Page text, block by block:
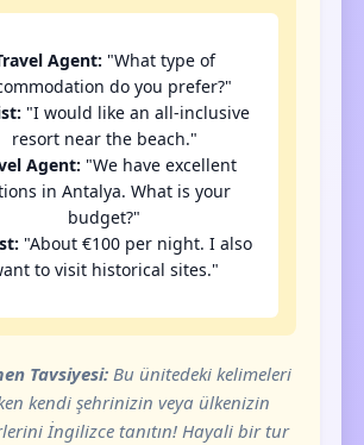
Agent: "What type of
do you prefer?"
"I would like an all-inclusive
resort near the beach."
Agent: "We have excellent
in Antalya. What is your
budget?"
"About €100 per night. I also
to visit historical sites."
Tavsiyesi:Bu ünitedeki kelimeleri
kendi şehrinizin veya ülkenizin
İngilizce tanıtın! Hayali bir tur